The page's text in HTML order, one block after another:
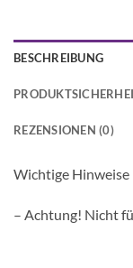
BESCHREIBUNG
REZENSIONEN (0)
Wichtige Hinweise
– Achtung! Nicht